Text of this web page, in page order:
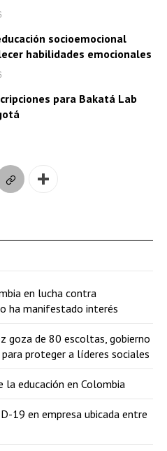
socioemocional
habilidades emocionales
para Bakatá Lab
en lucha contra
ha manifestado interés
goza de 80 escoltas, gobierno
proteger a líderes sociales
educación en Colombia
19 en empresa ubicada entre